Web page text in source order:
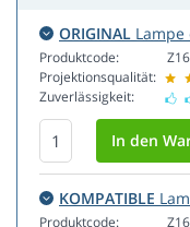
ORIGINAL
Produktcode:
Projektionsqualität:
Zuverlässigkeit:
KOMPATIBLE
Produktcode: